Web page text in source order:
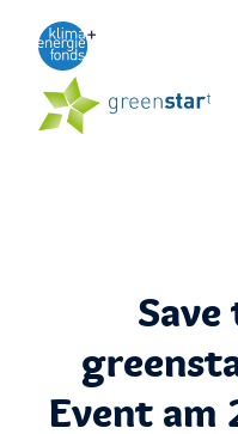
Event am